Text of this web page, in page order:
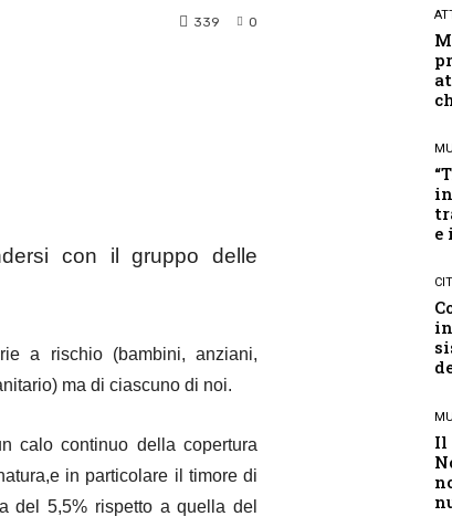
0
339
con il gruppo delle
a rischio (bambini, anziani,
ma di ciascuno di noi.
calo continuo della copertura
in particolare il timore di
del 5,5% rispetto a quella del
e
Il